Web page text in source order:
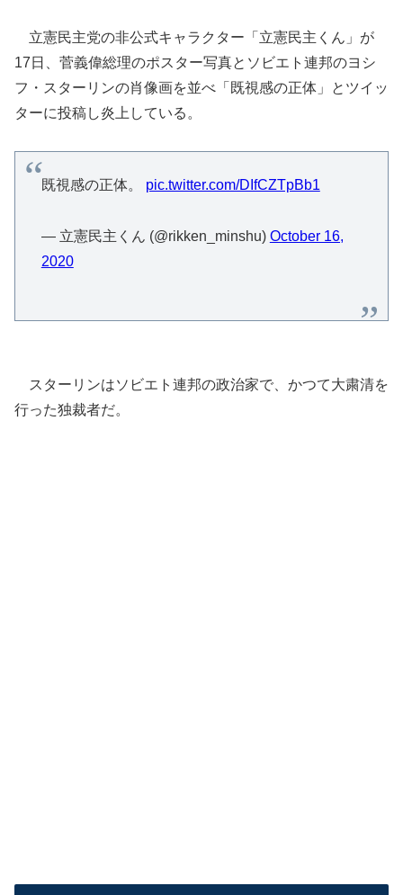
立憲民主党の非公式キャラクター「立憲民主くん」が
17日、菅義偉総理のポスター写真とソビエト連邦のヨシ
フ・スターリンの肖像画を並べ「既視感の正体」とツイッ
ターに投稿し炎上している。
既視感の正体。 pic.twitter.com/DIfCZTpBb1
— 立憲民主くん (@rikken_minshu) October 16,
2020
スターリンはソビエト連邦の政治家で、かつて大粛清を
行った独裁者だ。